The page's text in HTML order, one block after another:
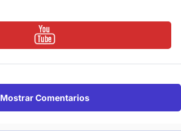
Mostrar Comentarios